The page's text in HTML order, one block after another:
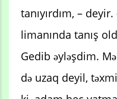
tanıyırdım, –
limanında tanış
Gedib əyləşdim.
də uzaq deyil,